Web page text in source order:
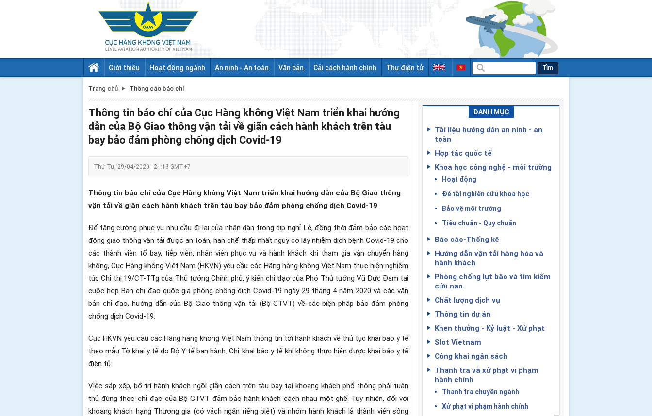
Giới thiệu Hoạt động ngành An ninh - An toàn Văn bản Cải cách hành chính Thư điện tử Tìm
Trang chủ Thông cáo báo chí
Thông tin báo chí của Cục Hàng không Việt Nam triển khai hướng
dẫn của Bộ Giao thông vận tải về giãn cách hành khách trên tàu
bay bảo đảm phòng chống dịch Covid-19
Thứ Tư, 29/04/2020 - 21:13 GMT+7
Thông tin báo chí của Cục Hàng không Việt Nam triển khai hướng dẫn của Bộ Giao thông
vận tải về giãn cách hành khách trên tàu bay bảo đảm phòng chống dịch Covid-19
Để tăng cường phục vụ nhu cầu đi lại của nhân dân trong dịp nghỉ Lễ, đồng thời đảm bảo các hoạt
động giao thông vận tải được an toàn, hạn chế thấp nhất nguy cơ lây nhiễm dịch bệnh Covid-19 cho
các thành viên tổ bay, tiếp viên, nhân viên phục vụ và hành khách khi tham gia vận chuyển hàng
không, Cục Hàng không Việt Nam (HKVN) yêu cầu các Hãng hàng không Việt Nam thực hiện nghiêm
túc Chỉ thị 19/CT-TTg của Thủ tướng Chính phủ, ý kiến chỉ đạo của Phó Thủ tướng Vũ Đức Đam tại
cuộc họp Ban chỉ đạo quốc gia phòng chống dịch Covid-19 ngày 29 tháng 4 năm 2020 và các văn
bản chỉ đạo, hướng dẫn của Bộ Giao thông vận tải (Bộ GTVT) về các biện pháp bảo đảm phòng
chống dịch Covid-19.
Cục HKVN yêu cầu các Hãng hàng không Việt Nam thông tin tới hành khách về thủ tục khai báo y tế
theo mẫu Tờ khai y tế do Bộ Y tế ban hành. Chỉ khai báo y tế khi không thực hiện được khai báo y tế
điện tử.
Việc sắp xếp, bố trí hành khách ngồi giãn cách trên tàu bay tại khoang khách phổ thông phải tuân
thủ đúng theo chỉ đạo của Bộ GTVT đảm bảo hành khách cách nhau một ghế. Tuy nhiên, đối với
khoang khách hạng Thương gia (có vách ngăn riêng biệt) và nhóm hành khách là thành viên sống
DANH MỤC
Tài liệu hướng dẫn an ninh - an
toàn
Hợp tác quốc tế
Khoa học công nghệ - môi trường
Hoạt động
Đề tài nghiên cứu khoa học
Bảo vệ môi trường
Tiêu chuẩn - Quy chuẩn
Báo cáo-Thống kê
Hướng dẫn vận tải hàng hóa và
hành khách
Phòng chống lụt bão và tìm kiếm
cứu nạn
Chất lượng dịch vụ
Thông tin dự án
Khen thưởng - Kỷ luật - Xử phạt
Slot Vietnam
Công khai ngân sách
Thanh tra và xử phạt vi phạm
hành chính
Thanh tra chuyên ngành
Xử phạt vi phạm hành chính